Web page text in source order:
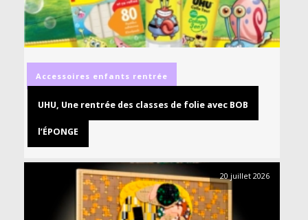
Accessoires enfants rentrée
UHU, Une rentrée des classes de folie avec BOB
l’ÉPONGE
20 juillet 2026